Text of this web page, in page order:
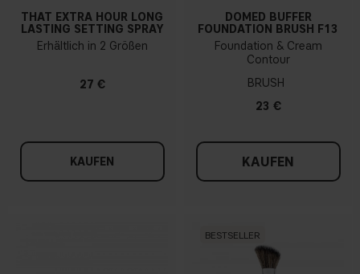
THAT EXTRA HOUR LONG
LASTING SETTING SPRAY
Erhältlich in 2 Größen
27 €
KAUFEN
DOMED BUFFER
FOUNDATION BRUSH F13
Foundation & Cream
Contour
BRUSH
23 €
KAUFEN
BESTSELLER